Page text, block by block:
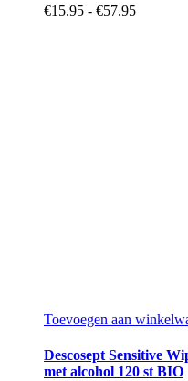
€15.95 - €57.95
Toevoegen aan
Descosept Sensitive
met alcohol 120 st BIO